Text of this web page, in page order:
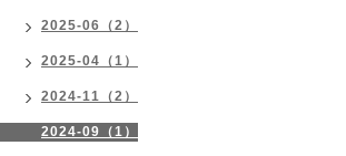
2025-06（2）
2025-04（1）
2024-11（2）
2024-09（1）